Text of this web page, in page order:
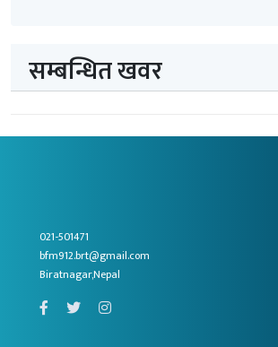
सम्बन्धित खवर
021-501471
bfm912.brt@gmail.com
Biratnagar,Nepal